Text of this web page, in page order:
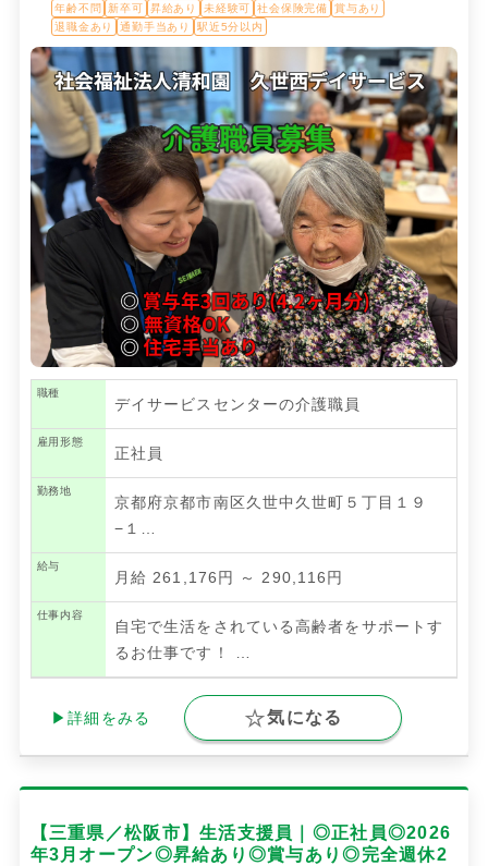
年齢不問
新卒可 昇給あり 未経験可 社会保険完備
賞与あり
退職金あり
通勤手当あり 駅近5分以内
職種
デイサービスセンターの介護職員
雇用形態
正社員
勤務地
京都府京都市南区久世中久世町５丁目１９
−１…
給与
月給 261,176円 ～ 290,116円
仕事内容
自宅で生活をされている高齢者をサポートす
るお仕事です！
…
▶詳細をみる 気になる
【三重県／松阪市】生活支援員｜◎正社員◎2026
年3月オープン◎昇給あり◎賞与あり◎完全週休2